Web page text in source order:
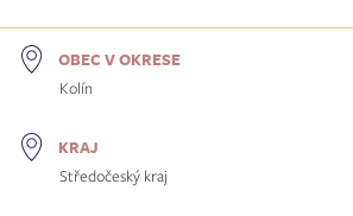
OBEC V OKRESE
Kolín
KRAJ
Středočeský kraj